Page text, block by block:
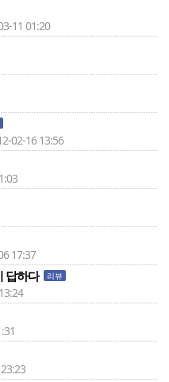
11 01:20
02-16 13:56
17:37
답하다 리뷰